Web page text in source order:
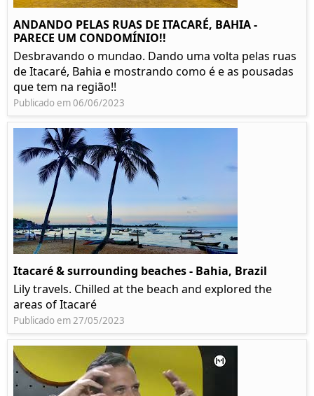
ANDANDO PELAS RUAS DE ITACARÉ, BAHIA -
PARECE UM CONDOMÍNIO!!
Desbravando o mundao. Dando uma volta pelas ruas
de Itacaré, Bahia e mostrando como é e as pousadas
que tem na região!!
Publicado em 06/06/2023
Itacaré & surrounding beaches - Bahia, Brazil
Lily travels. Chilled at the beach and explored the
areas of Itacaré
Publicado em 27/05/2023